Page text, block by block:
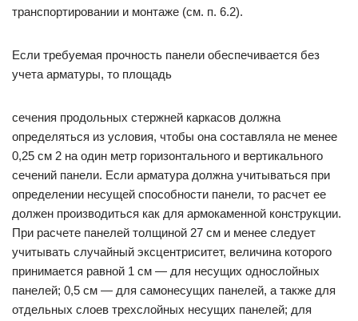
транспортировании и монтаже (см. п. 6.2).
Если требуемая прочность панели обеспечивается без
учета арматуры, то площадь
сечения продольных стержней каркасов должна
определяться из условия, чтобы она составляла не менее
0,25 см 2 на один метр горизонтального и вертикального
сечений панели. Если арматура должна учитываться при
определении несущей способности панели, то расчет ее
должен производиться как для армокаменной конструкции.
При расчете панелей толщиной 27 см и менее следует
учитывать случайный эксцентриситет, величина которого
принимается равной 1 см — для несущих однослойных
панелей; 0,5 см — для самонесущих панелей, а также для
отдельных слоев трехслойных несущих панелей; для